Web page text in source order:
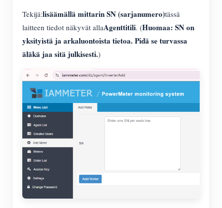
Tekijä:lisäämällä mittarin SN (sarjanumero)tässä
laitteen tiedot näkyvät allaAgenttitili. (Huomaa: SN on
yksityistä ja arkaluontoista tietoa. Pidä se turvassa
äläkä jaa sitä julkisesti.)